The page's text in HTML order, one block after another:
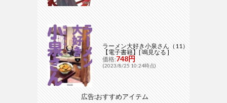
ラーメン大好き小泉さん（11）
【電子書籍】[ 鳴見なる ]
価格:748円
(2023/8/25 10:24時点)
広告:おすすめアイテム